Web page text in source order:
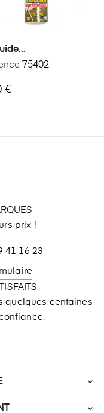
Tropical
75402
€
prix !
41 16 23
quelques centaines

